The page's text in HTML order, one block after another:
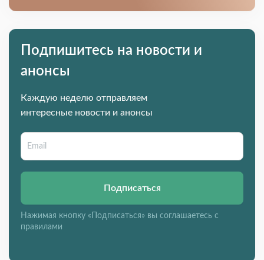
Подпишитесь на новости и
анонсы
Каждую неделю отправляем
интересные новости и анонсы
Подписаться
Нажимая кнопку «Подписаться» вы соглашаетесь с
правилами